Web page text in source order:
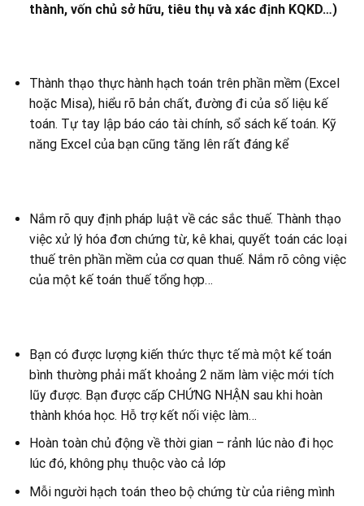
thành, vốn chủ sở hữu, tiêu thụ và xác định KQKD…)
Thành thạo thực hành hạch toán trên phần mềm (Excel
hoặc Misa), hiểu rõ bản chất, đường đi của số liệu kế
toán. Tự tay lập báo cáo tài chính, sổ sách kế toán. Kỹ
năng Excel của bạn cũng tăng lên rất đáng kể
Nắm rõ quy định pháp luật về các sắc thuế. Thành thạo
việc xử lý hóa đơn chứng từ, kê khai, quyết toán các loại
thuế trên phần mềm của cơ quan thuế. Nắm rõ công việc
của một kế toán thuế tổng hợp…
Bạn có được lượng kiến thức thực tế mà một kế toán
bình thường phải mất khoảng 2 năm làm việc mới tích
lũy được. Bạn được cấp CHỨNG NHẬN sau khi hoàn
thành khóa học. Hỗ trợ kết nối việc làm…
Hoàn toàn chủ động về thời gian – rảnh lúc nào đi học
lúc đó, không phụ thuộc vào cả lớp
Mỗi người hạch toán theo bộ chứng từ của riêng mình